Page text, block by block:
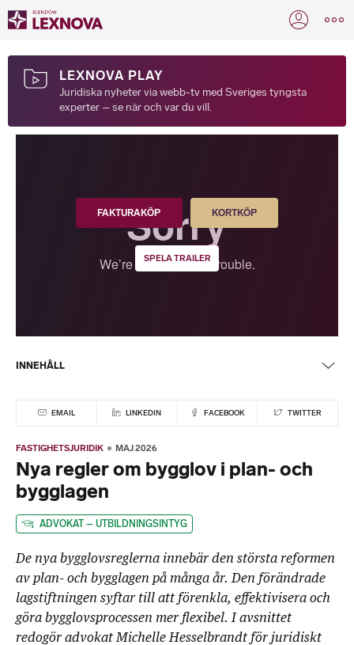
LEXNOVA PLAY
Juridiska nyheter via webb-tv med Sveriges tyngsta
experter – se när och var du vill.
FAKTURAKÖP KORTKÖP
SPELA TRAILER
INNEHÅLL
EMAIL LINKEDIN FACEBOOK TWITTER
FASTIGHETSJURIDIK MAJ 2026
Nya regler om bygglov i plan- och
bygglagen
ADVOKAT – UTBILDNINGSINTYG
De nya bygglovsreglerna innebär den största reformen
av plan- och bygglagen på många år. Den förändrade
lagstiftningen syftar till att förenkla, effektivisera och
göra bygglovsprocessen mer flexibel. I avsnittet
redogör advokat Michelle Hesselbrandt för juridiskt